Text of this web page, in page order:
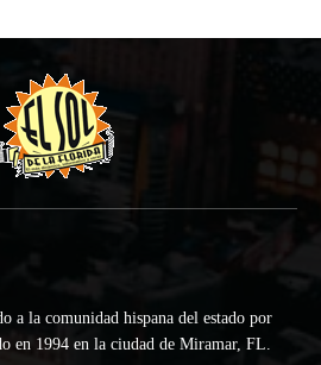
a la comunidad hispana del estado por
en 1994 en la ciudad de Miramar, FL.